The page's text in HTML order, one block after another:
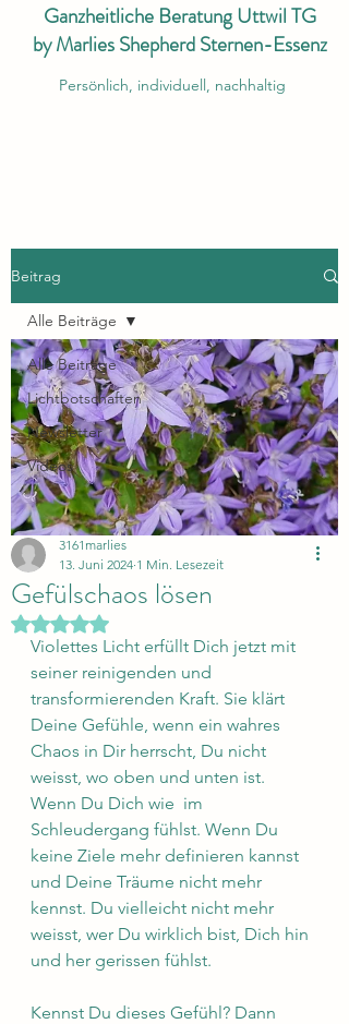
Ganzheitliche Beratung Uttwil TG
by Marlies Shepherd Sternen-Essenz
Persönlich, individuell, nachhaltig
Beitrag
Alle Beiträge
Lichtbotschaften
Newsletter
Videos
Alle Beiträge
Gefülschaos lösen
3161marlies
13. Juni 2024 1 Min. Lesezeit
Mit NaN von 5 Sternen bewertet.
Violettes Licht erfüllt Dich jetzt mit
seiner reinigenden und
transformierenden Kraft. Sie klärt
Deine Gefühle, wenn ein wahres
Chaos in Dir herrscht, Du nicht
weisst, wo oben und unten ist.
Wenn Du Dich wie  im
Schleudergang fühlst. Wenn Du
keine Ziele mehr definieren kannst
und Deine Träume nicht mehr
kennst. Du vielleicht nicht mehr
weisst, wer Du wirklich bist, Dich hin
und her gerissen fühlst.
Kennst Du dieses Gefühl? Dann